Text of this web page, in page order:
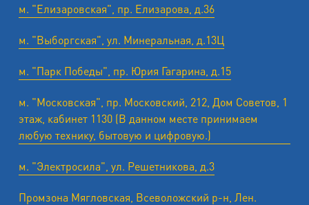
м. "Елизаровская", пр. Елизарова, д.36
м. "Выборгская", ул. Минеральная, д.13Ц
м. "Парк Победы", пр. Юрия Гагарина, д.15
м. "Московская", пр. Московский, 212, Дом Советов, 1
этаж, кабинет 1130 (В данном месте принимаем
любую технику, бытовую и цифровую.)
м. "Электросила", ул. Решетникова, д.3
Промзона Мягловская, Всеволожский р-н, Лен.